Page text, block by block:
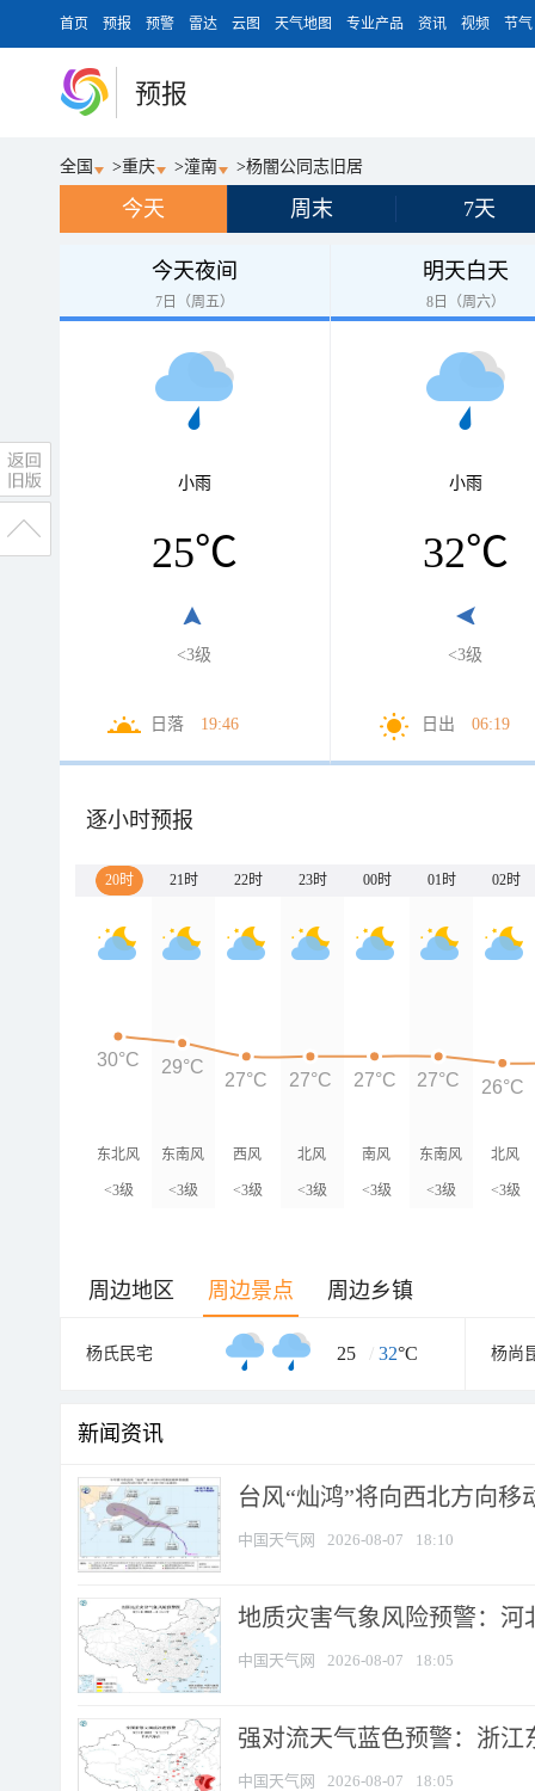
首页 预报 预警 雷达 云图 天气地图 专业产品 资讯 视频 节气
预报
全国 >重庆 >潼南 >杨闇公同志旧居
今天 周末 7天
今天夜间
7日（周五）
小雨
25℃
<3级
日落 19:46
明天白天
8日（周六）
小雨
32℃
<3级
日出 06:19
逐小时预报
20时 21时 22时 23时 00时 01时 02时
东北风
<3级
东南风
<3级
西风
<3级
北风
<3级
南风
<3级
东南风
<3级
北风
<3级
30°C 29°C
27°C 27°C 27°C 27°C 26°C
周边地区 周边景点 周边乡镇
杨氏民宅 25 / 32°C 杨尚
新闻资讯
台风“灿鸿”将向西北方向移
中国天气网 2026-08-07 18:10
地质灾害气象风险预警：河
中国天气网 2026-08-07 18:05
强对流天气蓝色预警：浙江
中国天气网 2026-08-07 18:05